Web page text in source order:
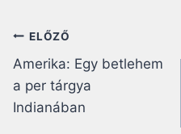
Bejegyzés
navigáció
ELŐZŐ
Amerika: Egy betlehem
a per tárgya
Indianában